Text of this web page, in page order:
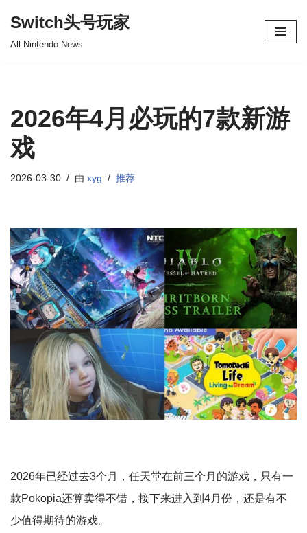
Switch头号玩家
All Nintendo News
2026年4月必玩的7款新游
戏
2026-03-30 由 xyg 推荐
2026年已经过去3个月，任天堂在前三个月的游戏，只有一
款Pokopia还算卖得不错，接下来进入到4月份，还是有不
少值得期待的游戏。